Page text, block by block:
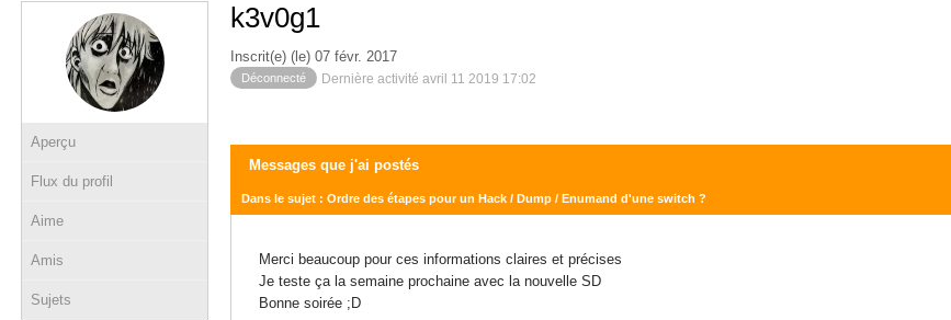
Aperçu
Flux du profil
Aime
Amis
Sujets
k3v0g1
Inscrit(e) (le) 07 févr. 2017
Déconnecté Dernière activité avril 11 2019 17:02
Messages que j'ai postés
Dans le sujet : Ordre des étapes pour un Hack / Dump / Enumand d'une switch ?
Merci beaucoup pour ces informations claires et précises
Je teste ça la semaine prochaine avec la nouvelle SD
Bonne soirée ;D